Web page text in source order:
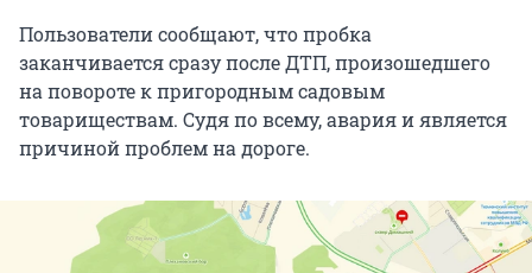
Пользователи сообщают, что пробка
заканчивается сразу после ДТП, произошедшего
на повороте к пригородным садовым
товариществам. Судя по всему, авария и является
причиной проблем на дороге.